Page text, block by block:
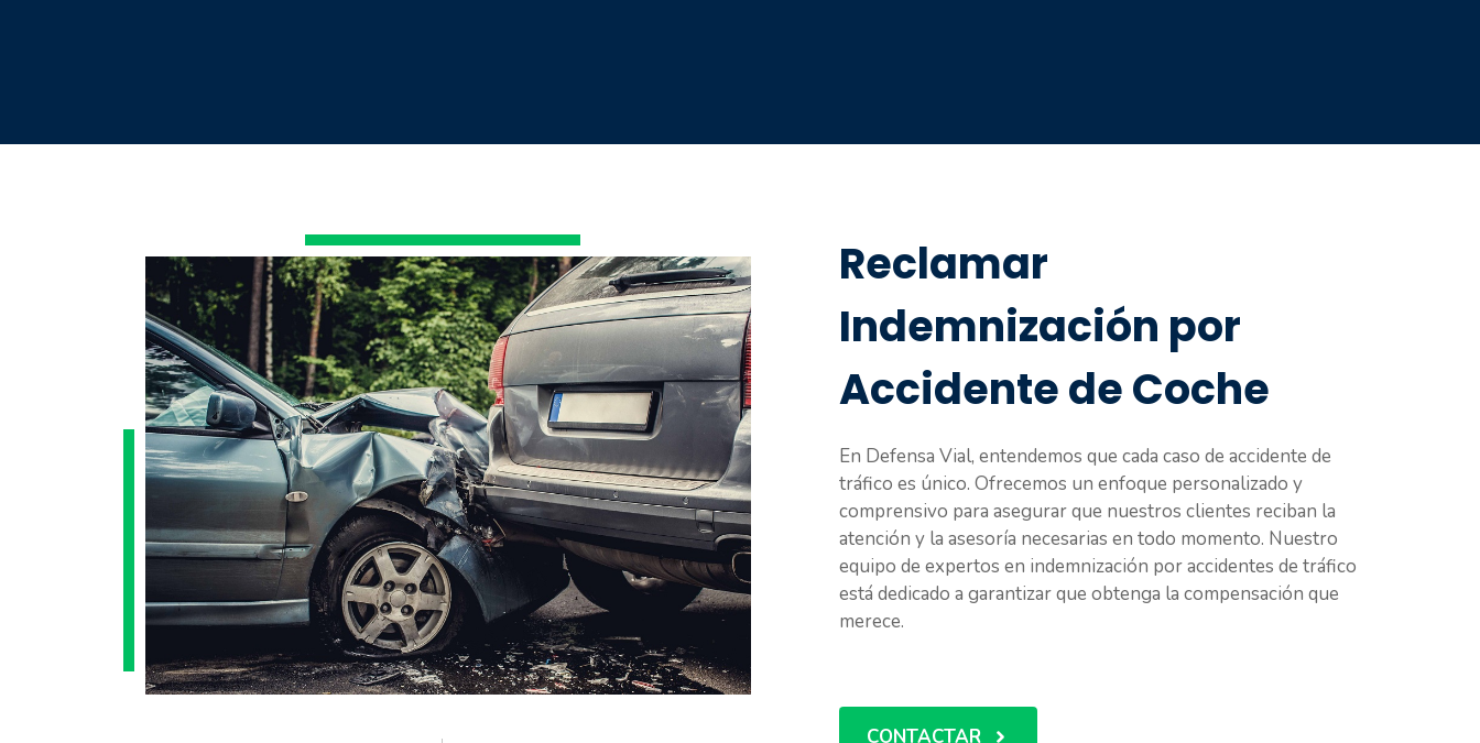
Reclamar
Indemnización por
Accidente de Coche
En Defensa Vial, entendemos que cada caso de accidente de
tráfico es único. Ofrecemos un enfoque personalizado y
comprensivo para asegurar que nuestros clientes reciban la
atención y la asesoría necesarias en todo momento. Nuestro
equipo de expertos en indemnización por accidentes de tráfico
está dedicado a garantizar que obtenga la compensación que
merece.
CONTACTAR